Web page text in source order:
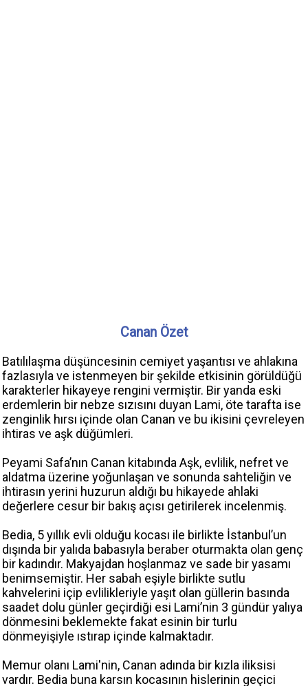
Canan Özet
Batılılaşma düşüncesinin cemiyet yaşantısı ve ahlakına
fazlasıyla ve istenmeyen bir şekilde etkisinin görüldüğü
karakterler hikayeye rengini vermiştir. Bir yanda eski
erdemlerin bir nebze sızısını duyan Lami, öte tarafta ise
zenginlik hırsı içinde olan Canan ve bu ikisini çevreleyen
ihtiras ve aşk düğümleri.
Peyami Safa’nın Canan kitabında Aşk, evlilik, nefret ve
aldatma üzerine yoğunlaşan ve sonunda sahteliğin ve
ihtirasın yerini huzurun aldığı bu hikayede ahlaki
değerlere cesur bir bakış açısı getirilerek incelenmiş.
Bedia, 5 yıllık evli olduğu kocası ile birlikte İstanbul’un
dışında bir yalıda babasıyla beraber oturmakta olan genç
bir kadındır. Makyajdan hoşlanmaz ve sade bir yasamı
benimsemiştir. Her sabah eşiyle birlikte sutlu
kahvelerini içip evlilikleriyle yaşıt olan güllerin basında
saadet dolu günler geçirdiği esi Lami’nin 3 gündür yalıya
dönmesini beklemekte fakat esinin bir turlu
dönmeyişiyle ıstırap içinde kalmaktadır.
Memur olanı Lami'nin, Canan adında bir kızla iliksisi
vardır. Bedia buna karsın kocasının hislerinin geçici